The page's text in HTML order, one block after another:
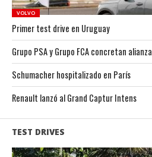
VOLVO
Primer test drive en Uruguay
Grupo PSA y Grupo FCA concretan alianza
Schumacher hospitalizado en París
Renault lanzó al Grand Captur Intens
TEST DRIVES